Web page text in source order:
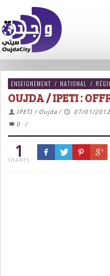
ENSEIGNEMENT / NATIONAL /
OUJDA / IPETI :
IPETI / Oujda /
07/01/2012
0
/
1
SHARES